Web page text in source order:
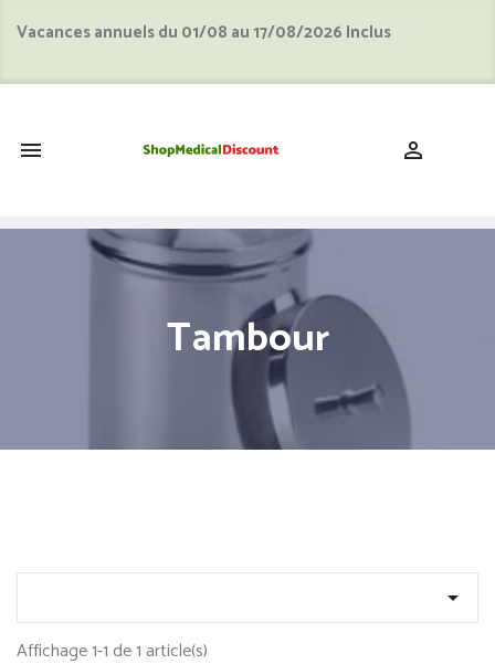
Vacances annuels du 01/08 au 17/08/2026 Inclus
 
Tambour

Affichage 1-1 de 1 article(s)